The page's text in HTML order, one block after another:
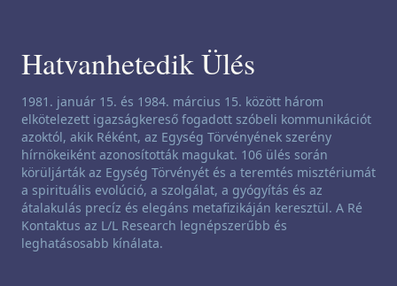
Hatvanhetedik Ülés
Csatornázási nyilatkozat:
1981. január 15. és 1984. március 15. között három
elkötelezett igazságkereső fogadott szóbeli kommunikációt
azoktól, akik Réként, az Egység Törvényének szerény
hírnökeiként azonosították magukat. 106 ülés során
körüljárták az Egység Törvényét és a teremtés misztériumát
a spirituális evolúció, a szolgálat, a gyógyítás és az
átalakulás precíz és elegáns metafizikáján keresztül. A Ré
Kontaktus az L/L Research legnépszerűbb és
leghatásosabb kínálata.